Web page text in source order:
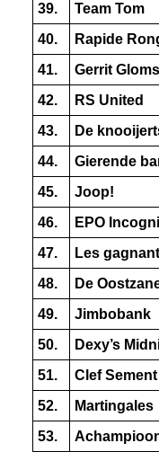
39.
Team Tom
40.
Rapide
41.
Gerrit
42.
RS United
43.
De
44.
Gierende
45.
Joop!
46.
EPO
47.
Les
48.
De
49.
Jimbobank
50.
Dexy’s
51.
Clef Sement
52.
Martingales
53.